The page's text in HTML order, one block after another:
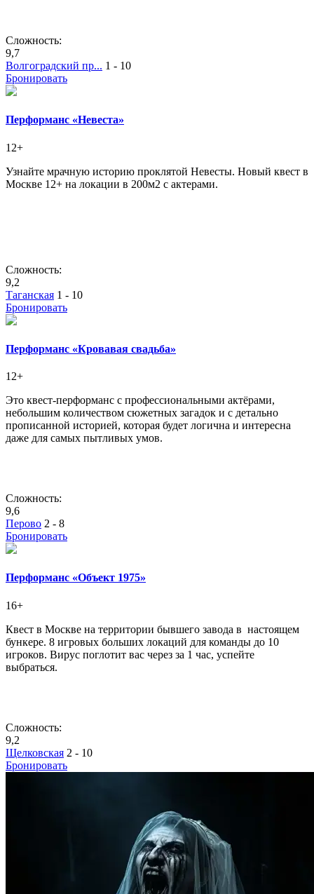
Сложность:
9,7
Волгоградский пр... 1 - 10
Бронировать
Перформанс «Невеста»
12+
Узнайте мрачную историю проклятой Невесты. Новый квест в
Москве 12+ на локации в 200м2 с актерами.
Сложность:
9,2
Таганская 1 - 10
Бронировать
Перформанс «Кровавая свадьба»
12+
Это квест-перформанс с профессиональными актёрами,
небольшим количеством сюжетных загадок и с детально
прописанной историей, которая будет логична и интересна
даже для самых пытливых умов.
Сложность:
9,6
Перово 2 - 8
Бронировать
Перформанс «Объект 1975»
16+
Квест в Москве на территории бывшего завода в настоящем
бункере. 8 игровых больших локаций для команды до 10
игроков. Вирус поглотит вас через за 1 час, успейте
выбраться.
Сложность:
9,2
Щелковская 2 - 10
Бронировать